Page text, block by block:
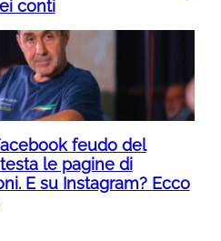
conti
feudo del
le pagine di
E su Instagram? Ecco